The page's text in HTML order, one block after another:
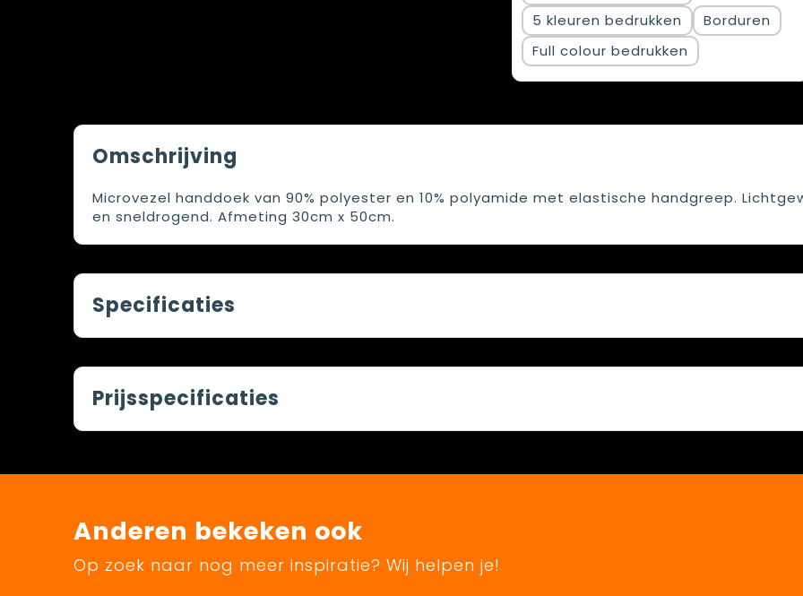
5
Borduren
Full colour
Omschrijving
Microvezel handdoek van 90% polyester en 10% polyamide met elastische handgreep.
en sneldrogend. Afmeting 30cm x 50cm.
Specificaties
Prijsspecificaties
Anderen bekeken ook
Op zoek naar nog meer inspiratie? Wij helpen je!